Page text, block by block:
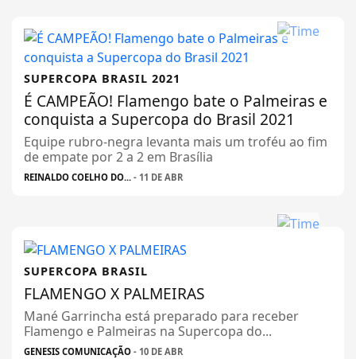
SUPERCOPA BRASIL 2021
É CAMPEÃO! Flamengo bate o Palmeiras e
conquista a Supercopa do Brasil 2021
Equipe rubro-negra levanta mais um troféu ao fim
de empate por 2 a 2 em Brasília
REINALDO COELHO DO... - 11 DE ABR
SUPERCOPA BRASIL
FLAMENGO X PALMEIRAS
Mané Garrincha está preparado para receber
Flamengo e Palmeiras na Supercopa do...
GENESIS COMUNICAÇÃO - 10 DE ABR